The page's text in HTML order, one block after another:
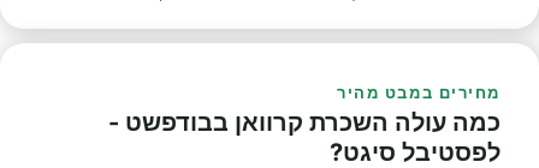
מחירים במבט מהיר
כמה עולה השכרת קרוואן בבודפשט -
לפסטיבל סיגט?